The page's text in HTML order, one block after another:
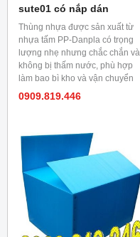
sute01 có nắp dán
Thùng nhựa được sản xuất từ
nhựa tấm PP-Danpla có trọng
lượng nhẹ nhưng chắc chắn và
không bị thấm nước, phù hợp
làm bao bì kho và vận chuyển
an toàn và dễ dàng. Độ dày
0909.819.446